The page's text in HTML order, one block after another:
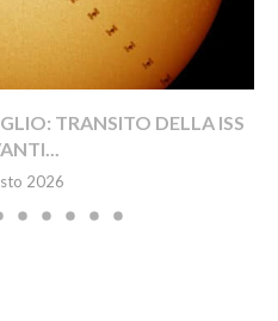
TRANSITO DELLA ISS
2026